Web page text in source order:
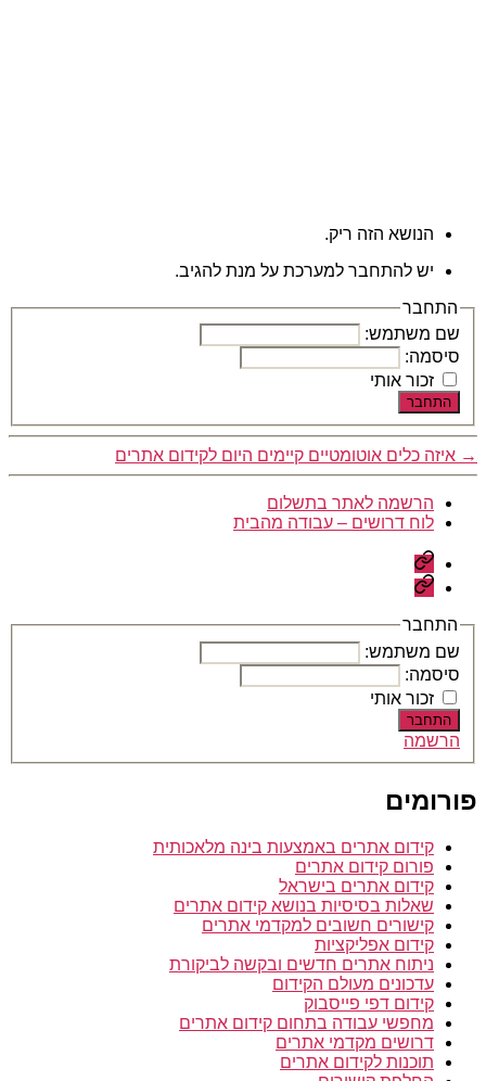
הנושא הזה ריק.
יש להתחבר למערכת על מנת להגיב.
התחבר
שם משתמש:
סיסמה:
זכור אותי
התחבר
→ איזה כלים אוטומטיים קיימים היום לקידום אתרים
הרשמה לאתר בתשלום
לוח דרושים – עבודה מהבית
הרשמה
לאתר
בתשלום
לוח
דרושים
–
מהבית
התחבר
שם משתמש:
סיסמה:
זכור אותי
התחבר
הרשמה
פורומים
קידום אתרים באמצעות בינה מלאכותית
פורום קידום אתרים
קידום אתרים בישראל
שאלות בסיסיות בנושא קידום אתרים
קישורים חשובים למקדמי אתרים
קידום אפליקציות
ניתוח אתרים חדשים ובקשה לביקורת
עדכונים מעולם הקידום
קידום דפי פייסבוק
מחפשי עבודה בתחום קידום אתרים
דרושים מקדמי אתרים
תוכנות לקידום אתרים